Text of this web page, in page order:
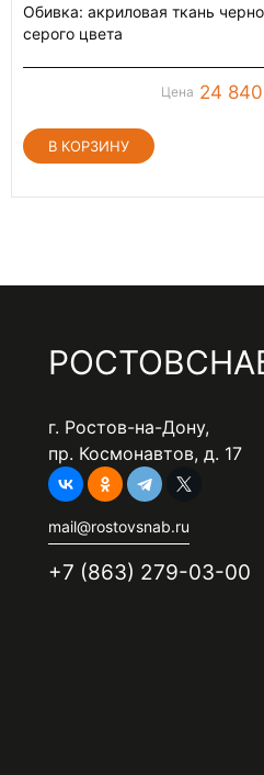
Обивка: акриловая ткань
серого цвета
Цена 24
г. Ростов-на-Дону,
пр. Космонавтов, д. 17
mail@rostovsnab.ru
+7 (863) 279-03-00